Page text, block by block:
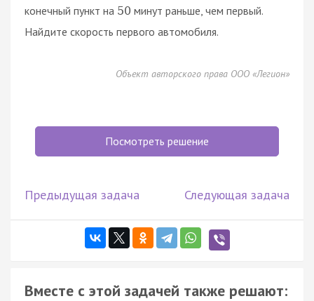
конечный пункт на 50 минут раньше, чем первый.
Найдите скорость первого автомобиля.
Объект авторского права ООО «Легион»
Посмотреть решение
Предыдущая задача Следующая задача
Вместе с этой задачей также решают: